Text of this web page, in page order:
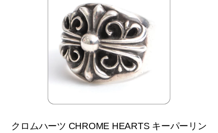
クロムハーツ CHROME HEARTS キーパーリン